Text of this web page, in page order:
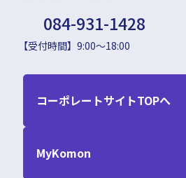
084-931-1428
【受付時間】9:00～18:00
コーポレートサイトTOPへ
MyKomon